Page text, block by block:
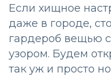
Если хищное
даже в городе,
гардероб вещью
узором. Будем
так уж и просто